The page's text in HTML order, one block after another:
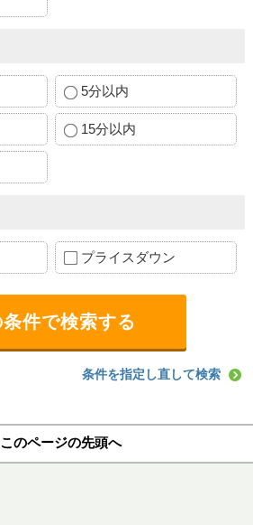
5分以内
15分以内
プライスダウン
条件を指定し直して検索
このページの先頭へ